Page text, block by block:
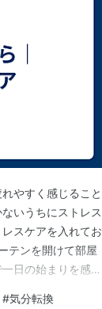
やすく感じること
いうちにストレス
スケアを入れてお
テンを開けて部屋
日の始まりを感じ
#気分転換